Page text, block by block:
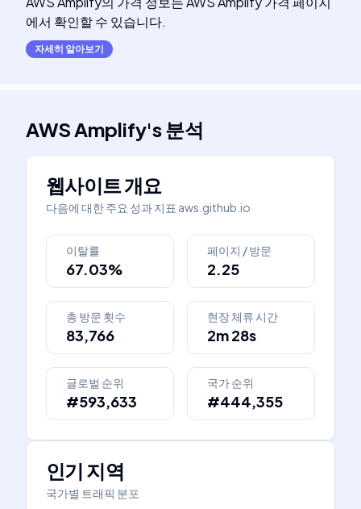
에서 확인할 수 있습니다.
자세히 알아보기
AWS Amplify's분석
웹사이트 개요
다음에 대한 주요 성과 지표 aws.github.io
이탈률
67.03%
페이지 / 방문
2.25
총 방문 횟수
83,766
현장 체류 시간
2m 28s
글로벌 순위
#593,633
국가 순위
#444,355
인기 지역
국가별 트래픽 분포